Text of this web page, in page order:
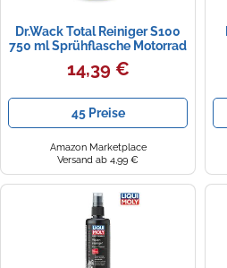
Dr.Wack Total Reiniger S100
750 ml Sprühflasche Motorrad
Roller Quad (1,71 € pro 100 ml)
14,39 €
45 Preise
Amazon Marketplace
Versand ab 4,99 €